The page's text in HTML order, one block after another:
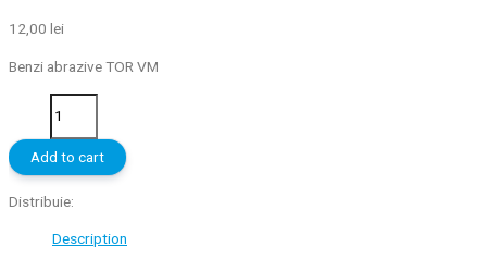
12,00 lei
Benzi abrazive TOR VM
abrazive
Nr.1.050
TOR
VM
Add to cart
Distribuie:
Description